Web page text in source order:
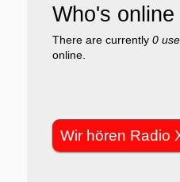
Who's online
There are currently 0
online.
Wir hören Radio